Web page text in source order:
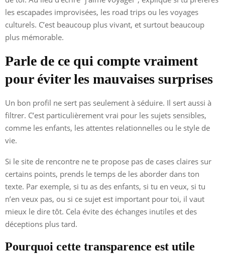
les escapades improvisées, les road trips ou les voyages
culturels. C’est beaucoup plus vivant, et surtout beaucoup
plus mémorable.
Parle de ce qui compte vraiment
pour éviter les mauvaises surprises
Un bon profil ne sert pas seulement à séduire. Il sert aussi à
filtrer. C’est particulièrement vrai pour les sujets sensibles,
comme les enfants, les attentes relationnelles ou le style de
vie.
Si le site de rencontre ne te propose pas de cases claires sur
certains points, prends le temps de les aborder dans ton
texte. Par exemple, si tu as des enfants, si tu en veux, si tu
n’en veux pas, ou si ce sujet est important pour toi, il vaut
mieux le dire tôt. Cela évite des échanges inutiles et des
déceptions plus tard.
Pourquoi cette transparence est utile